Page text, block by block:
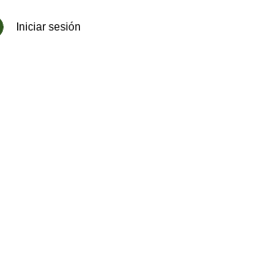
Iniciar sesión